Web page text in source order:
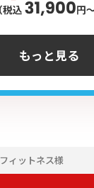
もっと見る
フィットネス様